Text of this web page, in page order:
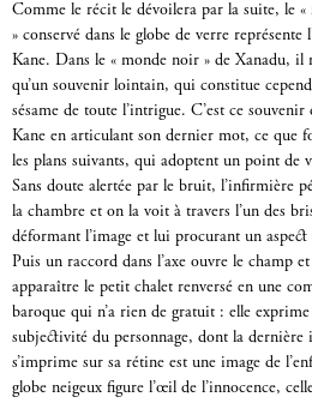
Comme le récit le dévoilera par la suite, le «
» conservé dans le globe de verre représente
Kane. Dans le « monde noir » de Xanadu, il
qu’un souvenir lointain, qui constitue
sésame de toute l’intrigue. C’est ce souvenir
Kane en articulant son dernier mot, ce que
les plans suivants, qui adoptent un point de
Sans doute alertée par le bruit, l’infirmière
la chambre et on la voit à travers l’un des
déformant l’image et lui procurant un aspect
Puis un raccord dans l’axe ouvre le champ et
apparaître le petit chalet renversé en une
baroque qui n’a rien de gratuit : elle exprime
subjectivité du personnage, dont la dernière
s’imprime sur sa rétine est une image de
globe neigeux figure l’œil de l’innocence,